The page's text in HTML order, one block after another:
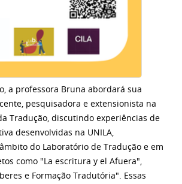
a professora Bruna abordará sua
pesquisadora e extensionista na
Tradução, discutindo experiências de
desenvolvidas na UNILA,
do Laboratório de Tradução e em
como "La escritura y el Afuera",
e Formação Tradutória". Essas